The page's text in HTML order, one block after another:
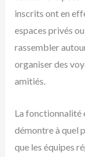
inscrits ont en
espaces privés
rassembler
organiser des
amitiés.
La fonctionnalité
démontre à quel
que les équipes